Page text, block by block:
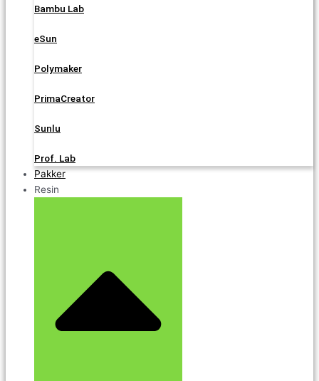
Bambu Lab
eSun
Polymaker
PrimaCreator
Sunlu
Prof. Lab
Pakker
Resin